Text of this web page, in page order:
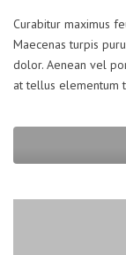
Curabitur maximus
Maecenas turpis
dolor. Aenean vel
at tellus elementum